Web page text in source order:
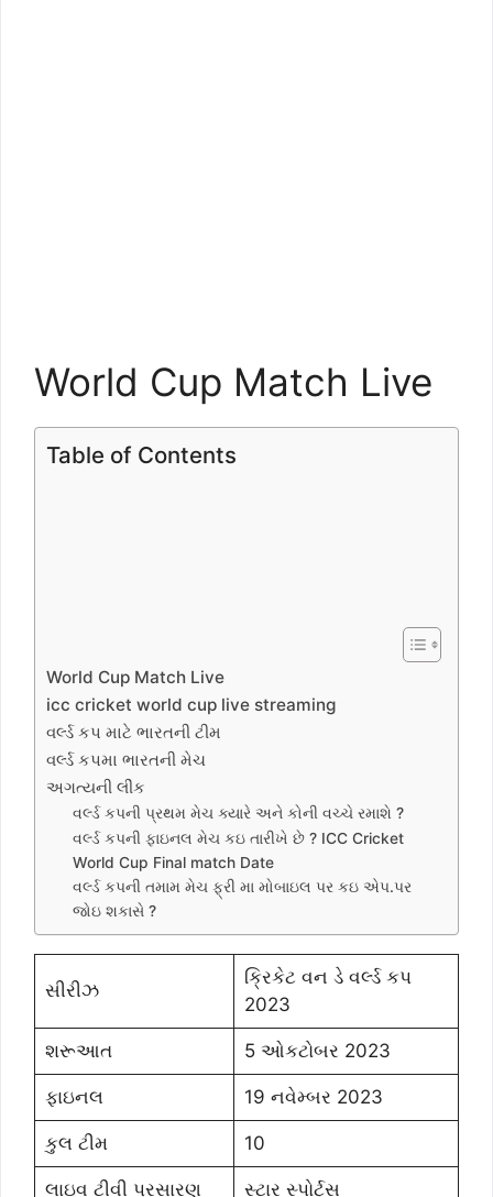
World Cup Match Live
Table of Contents
World Cup Match Live
icc cricket world cup live streaming
વર્લ્ડ કપ માટે ભારતની ટીમ
વર્લ્ડ કપમા ભારતની મેચ
અગત્યની લીંક
વર્લ્ડ કપની પ્રથમ મેચ ક્યારે અને કોની વચ્ચે રમાશે ?
વર્લ્ડ કપની ફાઇનલ મેચ કઇ તારીખે છે ? ICC Cricket
World Cup Final match Date
વર્લ્ડ કપની તમામ મેચ ફ્રી મા મોબાઇલ પર કઇ એપ.પર
જોઇ શકાસે ?
સીરીઝ
ક્રિકેટ વન ડે વર્લ્ડ કપ
2023
શરૂઆત 5 ઓકટોબર 2023
ફાઇનલ 19 નવેમ્બર 2023
કુલ ટીમ 10
લાઇવ ટીવી પ્રસારણ સ્ટાર સ્પોર્ટ્સ